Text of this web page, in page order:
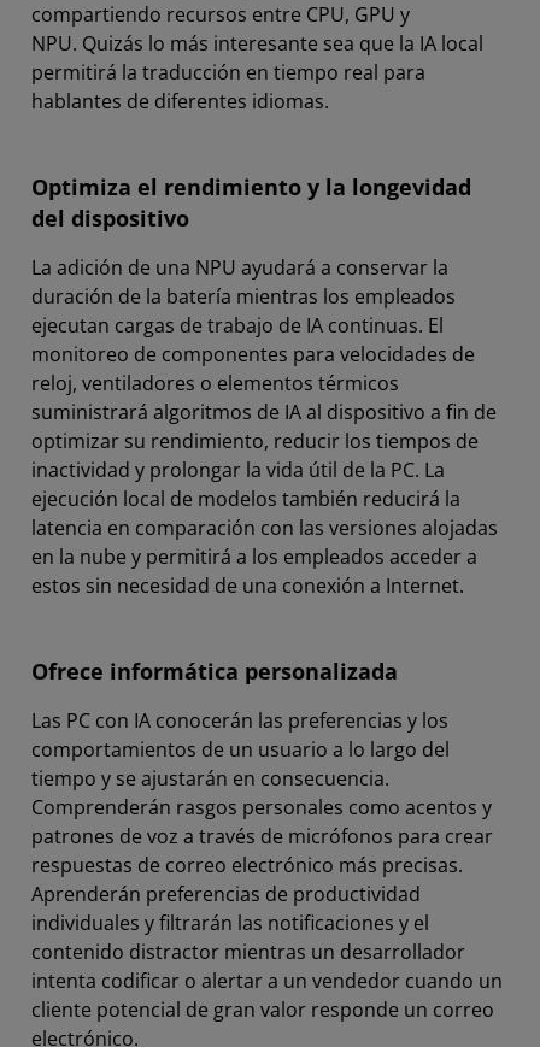
compartiendo recursos entre CPU, GPU y
NPU. Quizás lo más interesante sea que la IA local
permitirá la traducción en tiempo real para
hablantes de diferentes idiomas.
Optimiza el rendimiento y la longevidad
del dispositivo
La adición de una NPU ayudará a conservar la
duración de la batería mientras los empleados
ejecutan cargas de trabajo de IA continuas. El
monitoreo de componentes para velocidades de
reloj, ventiladores o elementos térmicos
suministrará algoritmos de IA al dispositivo a fin de
optimizar su rendimiento, reducir los tiempos de
inactividad y prolongar la vida útil de la PC. La
ejecución local de modelos también reducirá la
latencia en comparación con las versiones alojadas
en la nube y permitirá a los empleados acceder a
estos sin necesidad de una conexión a Internet.
Ofrece informática personalizada
Las PC con IA conocerán las preferencias y los
comportamientos de un usuario a lo largo del
tiempo y se ajustarán en consecuencia.
Comprenderán rasgos personales como acentos y
patrones de voz a través de micrófonos para crear
respuestas de correo electrónico más precisas.
Aprenderán preferencias de productividad
individuales y filtrarán las notificaciones y el
contenido distractor mientras un desarrollador
intenta codificar o alertar a un vendedor cuando un
cliente potencial de gran valor responde un correo
electrónico.